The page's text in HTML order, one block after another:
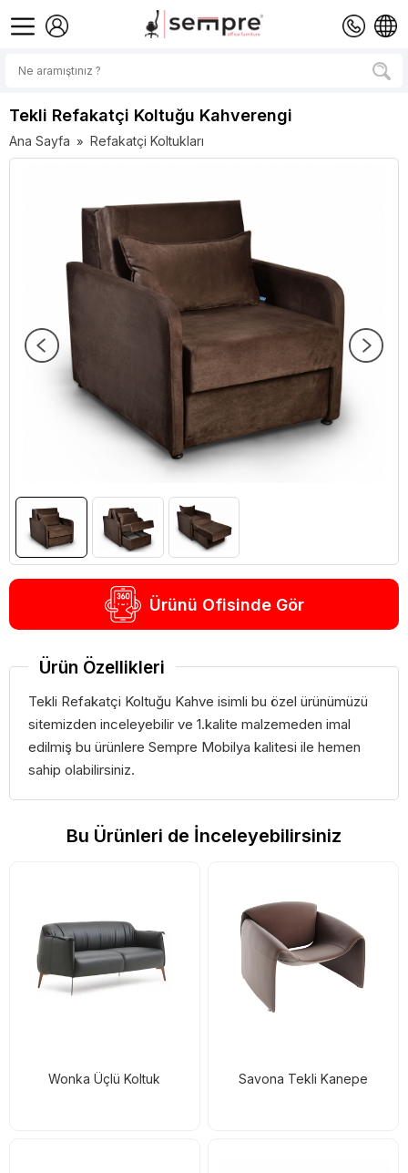
Tekli Refakatçi Koltuğu Kahverengi
Ana Sayfa » Refakatçi Koltukları
Ürünü Ofisinde Gör
Ürün Özellikleri
Tekli Refakatçi Koltuğu Kahve isimli bu özel ürünümüzü
sitemizden inceleyebilir ve 1.kalite malzemeden imal
edilmiş bu ürünlere Sempre Mobilya kalitesi ile hemen
sahip olabilirsiniz.
Bu Ürünleri de İnceleyebilirsiniz
Wonka Üçlü Koltuk Savona Tekli Kanepe